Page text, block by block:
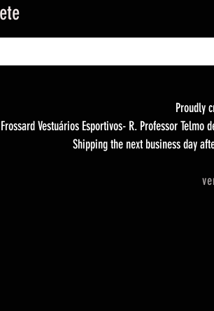
Proudly
Vestuários Esportivos- R. Professor Telmo
Shipping the next business day